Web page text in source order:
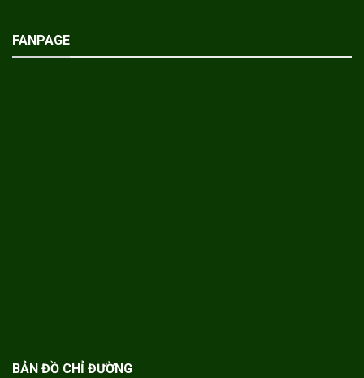
FANPAGE
BẢN ĐỒ CHỈ ĐƯỜNG